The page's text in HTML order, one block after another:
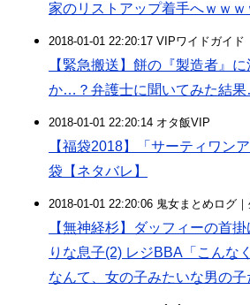
家のリストアップ着手へｗｗｗ
2018-01-01 22:20:17 VIPワイドガイド
【緊急搬送】餅の『製造者』
か…？弁護士に聞いてみた結
2018-01-01 22:20:14 オタ飯VIP
【福袋2018】「サーティワン
袋【ネタバレ】
2018-01-01 22:20:06 鬼女まとめログ
【無神経杉】ダッフィーの首
りな息子(2) レジBBA「こんな
なんて、女の子みたいな男の